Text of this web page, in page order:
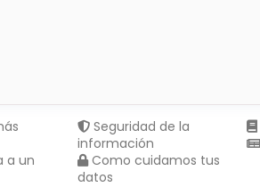
a un
Seguridad de la
información
Como cuidamos tus
datos